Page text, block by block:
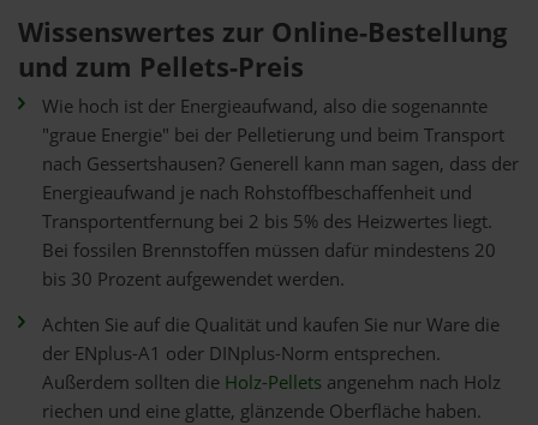
Wissenswertes zur Online-Bestellung
und zum Pellets-Preis
Wie hoch ist der Energieaufwand, also die sogenannte
"graue Energie" bei der Pelletierung und beim Transport
nach Gessertshausen? Generell kann man sagen, dass der
Energieaufwand je nach Rohstoffbeschaffenheit und
Transportentfernung bei 2 bis 5% des Heizwertes liegt.
Bei fossilen Brennstoffen müssen dafür mindestens 20
bis 30 Prozent aufgewendet werden.
Achten Sie auf die Qualität und kaufen Sie nur Ware die
der ENplus-A1 oder DINplus-Norm entsprechen.
Außerdem sollten die Holz-Pellets angenehm nach Holz
riechen und eine glatte, glänzende Oberfläche haben.